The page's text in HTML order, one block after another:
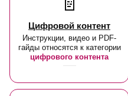
📄
Цифровой контент
Инструкции, видео и PDF-
гайды относятся к категории
цифрового контента